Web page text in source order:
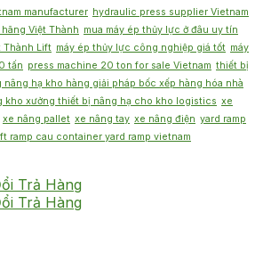
manufacturer hydraulic press supplier Vietnam
Việt Thành mua máy ép thủy lực ở đâu uy tín
Thành Lift máy ép thủy lực công nghiệp giá tốt máy
tấn press machine 20 ton for sale Vietnam thiết bị
nâng hạ kho hàng giải pháp bốc xếp hàng hóa nhà
kho xưởng thiết bị nâng hạ cho kho logistics xe
xe nâng pallet xe nâng tay xe nâng điện yard ramp
ramp cau container yard ramp vietnam
Trả Hàng
Trả Hàng